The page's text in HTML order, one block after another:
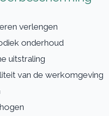
verlengen
onderhoud
uitstraling
van de werkomgeving